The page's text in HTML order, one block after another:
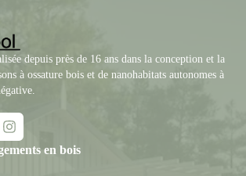
depuis près de 16 ans dans la conception et la
à ossature bois et de nanohabitats autonomes à
en bois